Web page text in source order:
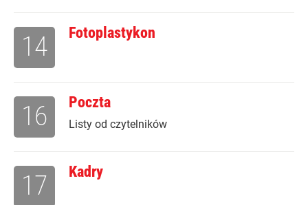
Fotoplastykon
14
Poczta
Listy od czytelników
16
Kadry
17